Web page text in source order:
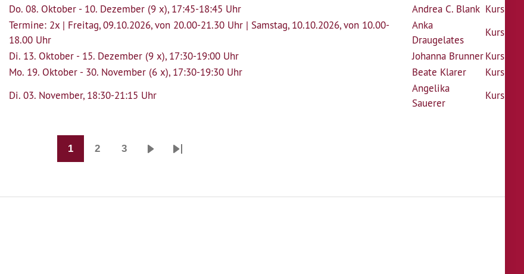
Do. 08. Oktober - 10. Dezember (9 x), 17:45-18:45 Uhr Andrea C. Blank Kurs
Termine: 2x | Freitag, 09.10.2026, von 20.00-21.30 Uhr | Samstag, 10.10.2026, von 10.00-
18.00 Uhr
Anka
Draugelates
Kurs
Di. 13. Oktober - 15. Dezember (9 x), 17:30-19:00 Uhr Johanna BrunnerKurs
Mo. 19. Oktober - 30. November (6 x), 17:30-19:30 Uhr Beate Klarer
Kurs
Di. 03. November, 18:30-21:15 Uhr
Angelika
Sauerer
Kurs
1 2 3
NächsteLast